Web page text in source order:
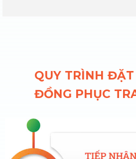
BÁO GIÁ NGAY
Phản hồi trong
QUY TRÌNH
ĐỒNG PHỤC